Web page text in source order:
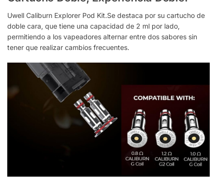
Uwell Caliburn Explorer Pod Kit.Se destaca por su cartucho de
doble cara, que tiene una capacidad de 2 ml por lado,
permitiendo a los vapeadores alternar entre dos sabores sin
tener que realizar cambios frecuentes.